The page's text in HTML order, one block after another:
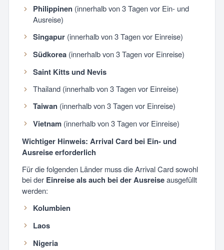
Philippinen (innerhalb von 3 Tagen vor Ein- und
Ausreise)
Singapur(innerhalb von 3 Tagen vor Einreise)
Südkorea(innerhalb von 3 Tagen vor Einreise)
Saint Kitts und Nevis
Thailand (innerhalb von 3 Tagen vor Einreise)
Taiwan (innerhalb von 3 Tagen vor Einreise)
Vietnam (innerhalb von 3 Tagen vor Einreise)
Wichtiger Hinweis: Arrival Card bei Ein- und
Ausreise erforderlich
Für die folgenden Länder muss die Arrival Card sowohl
bei der Einreise als auch bei der Ausreiseausgefüllt
werden:
Kolumbien
Laos
Nigeria